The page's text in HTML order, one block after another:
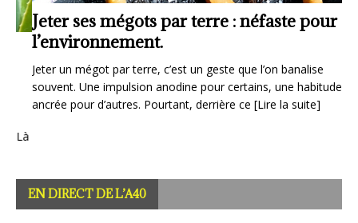
Jeter ses mégots par terre : néfaste pour
l’environnement.
Jeter un mégot par terre, c’est un geste que l’on banalise
souvent. Une impulsion anodine pour certains, une habitude
ancrée pour d’autres. Pourtant, derrière ce [Lire la suite]
EN DIRECT DE L’A40
Autoroute A40 dans la descente de Maillat